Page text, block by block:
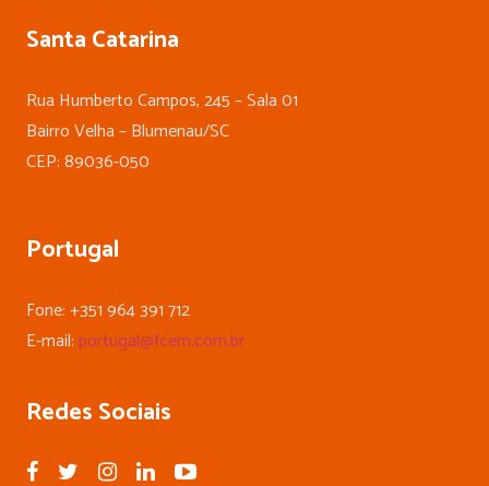
Santa Catarina
Rua Humberto Campos, 245 – Sala 01
Bairro Velha – Blumenau/SC
CEP: 89036-050
Portugal
Fone: +351 964 391 712
E-mail: portugal@fcem.com.br
Redes Sociais